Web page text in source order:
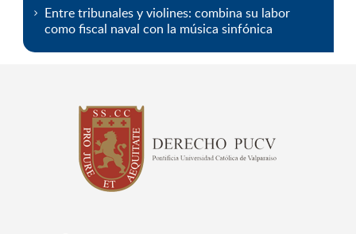
Entre tribunales y violines: combina su labor
como fiscal naval con la música sinfónica